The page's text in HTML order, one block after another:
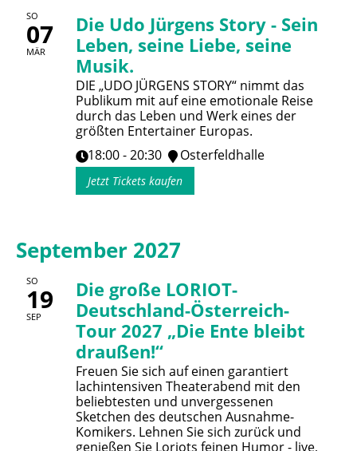
SO
07
MÄR
Die Udo Jürgens Story - Sein
Leben, seine Liebe, seine
Musik.
DIE „UDO JÜRGENS STORY“ nimmt das
Publikum mit auf eine emotionale Reise
durch das Leben und Werk eines der
größten Entertainer Europas.
18:00 - 20:30
Osterfeldhalle
Jetzt Tickets kaufen
September 2027
SO
19
SEP
Die große LORIOT-
Deutschland-Österreich-
Tour 2027 „Die Ente bleibt
draußen!“
Freuen Sie sich auf einen garantiert
lachintensiven Theaterabend mit den
beliebtesten und unvergessenen
Sketchen des deutschen Ausnahme-
Komikers. Lehnen Sie sich zurück und
genießen Sie Loriots feinen Humor - live,